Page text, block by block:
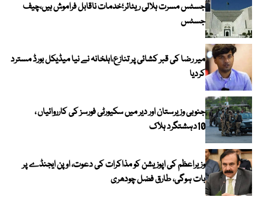
جسٹس مسرت ہلالی ریٹائر؛خدمات ناقابل فراموش ہیں،چیف
جسٹس
میر رضا کی قبر کشائی پر تنازع،اہلخانہ نے نیا میڈیکل بورڈ مسترد
کردیا
جنوبی وزیرستان اور دیر میں سکیورٹی فورسز کی کارروائیاں ،
10دہشتگرد ہلاک
وزیراعظم کی اپوزیشن کو مذاکرات کی دعوت، اوپن ایجنڈے پر
بات ہوگی، طارق فضل چودھری